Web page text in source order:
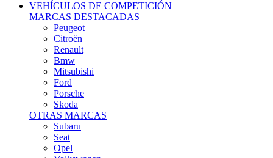
VEHÍCULOS DE COMPETICIÓN
MARCAS DESTACADAS
Peugeot
Citroën
Renault
Bmw
Mitsubishi
Ford
Porsche
Skoda
OTRAS MARCAS
Subaru
Seat
Opel